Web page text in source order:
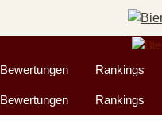
Bewertungen Rankings
Bewertungen Rankings